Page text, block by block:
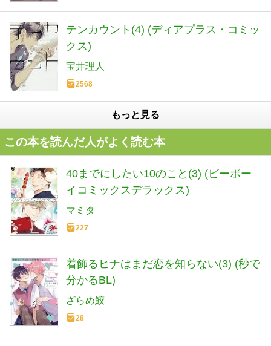
テンカウント(4) (ディアプラス・コミッ
クス)
宝井理人
2568
もっと見る
この本を読んだ人がよく読む本
40までにしたい10のこと(3) (ビーボー
イコミックスデラックス)
マミタ
227
着飾るヒナはまだ恋を知らない(3) (秒で
分かるBL)
ざらめ鮫
28